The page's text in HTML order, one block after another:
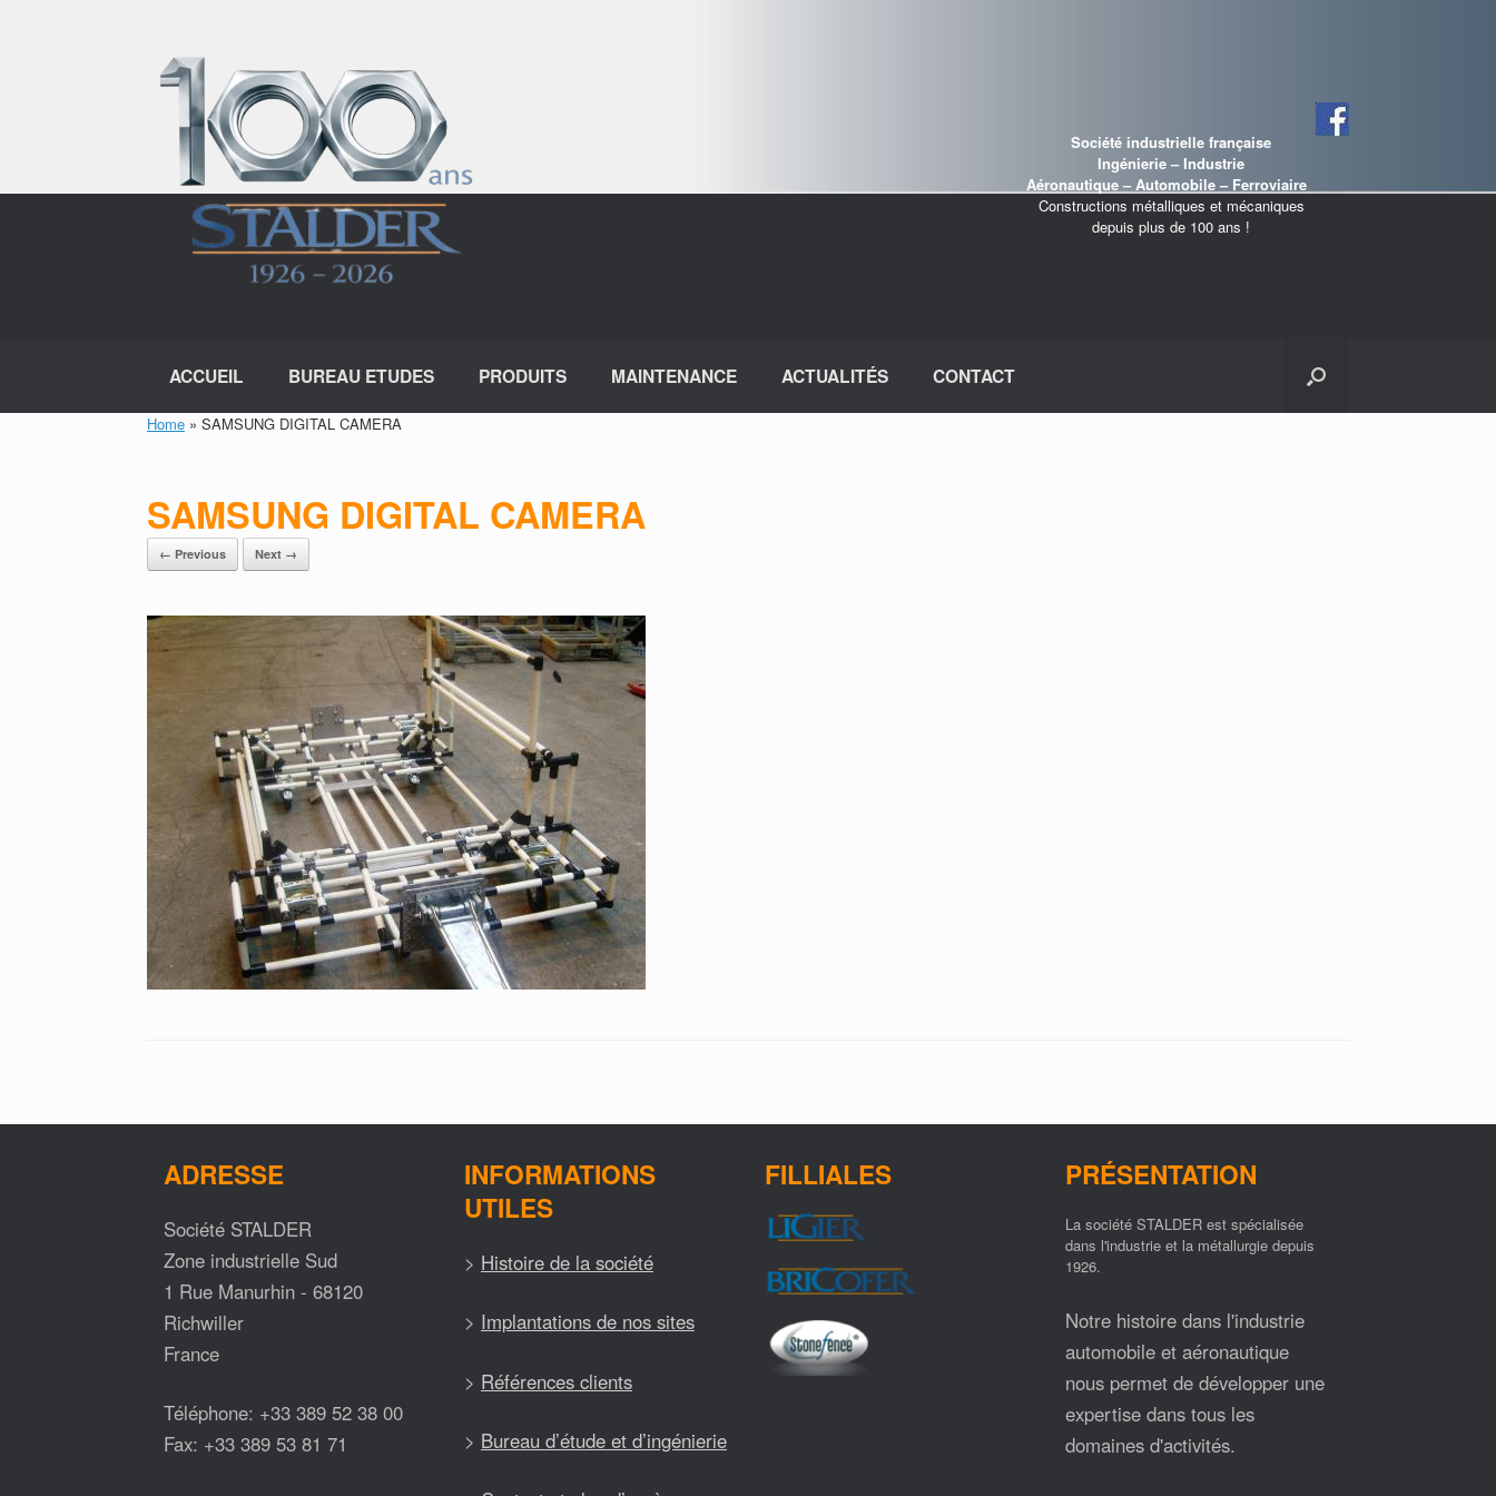
Société industrielle française
Ingénierie – Industrie
Aéronautique – Automobile – Ferroviaire
Constructions métalliques et mécaniques
depuis plus de 100 ans !
ACCUEIL BUREAU ETUDES PRODUITS MAINTENANCE ACTUALITÉS CONTACT
Home » SAMSUNG DIGITAL CAMERA
SAMSUNG DIGITAL CAMERA
← Previous Next →
ADRESSE
Société STALDER
Zone industrielle Sud
1 Rue Manurhin - 68120
Richwiller
France
Téléphone: +33 389 52 38 00
Fax: +33 389 53 81 71
INFORMATIONS
UTILES
> Histoire de la société
> Implantations de nos sites
> Références clients
> Bureau d’étude et d’ingénierie
FILLIALES PRÉSENTATION
La société STALDER est spécialisée
dans l'industrie et la métallurgie depuis
1926.
Notre histoire dans l'industrie
automobile et aéronautique
nous permet de développer une
expertise dans tous les
domaines d'activités.